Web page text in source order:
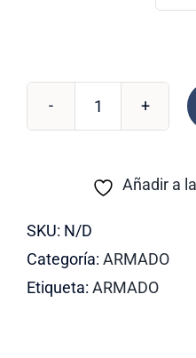
Plana
cantidad
Añadir a
SKU: N/D
Categoría: ARMADO
Etiqueta: ARMADO